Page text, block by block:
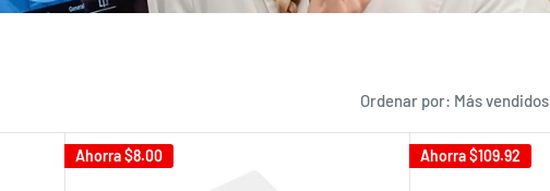
Ordenar por: Más vendidos
Ahorra$8.00 Ahorra$109.92